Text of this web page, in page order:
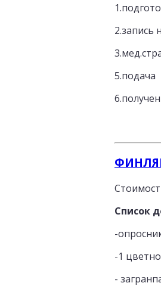
2.запись
5.подача
Список
-
-1
-